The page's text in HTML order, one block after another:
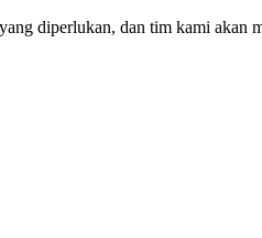
diperlukan, dan tim kami akan